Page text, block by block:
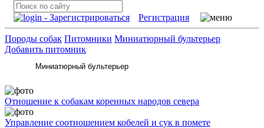
Регистрация
Породы собак Питомники Миниатюрный бультерьер
Добавить питомник
Отношение к собакам коренных народов севера
Управление соотношением кобелей и сук в помете